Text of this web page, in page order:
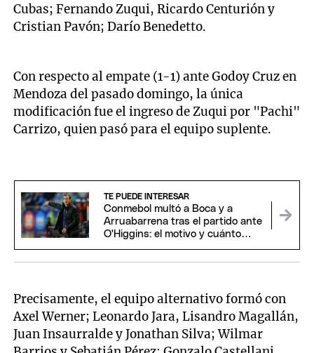
Cubas; Fernando Zuqui, Ricardo Centurión y
Cristian Pavón; Darío Benedetto.
Con respecto al empate (1-1) ante Godoy Cruz en
Mendoza del pasado domingo, la única
modificación fue el ingreso de Zuqui por "Pachi"
Carrizo, quien pasó para el equipo suplente.
TE PUEDE INTERESAR
Conmebol multó a Boca y a
Arruabarrena tras el partido ante
O'Higgins: el motivo y cuánto
Precisamente, el equipo alternativo formó con
Axel Werner; Leonardo Jara, Lisandro Magallán,
Juan Insaurralde y Jonathan Silva; Wilmar